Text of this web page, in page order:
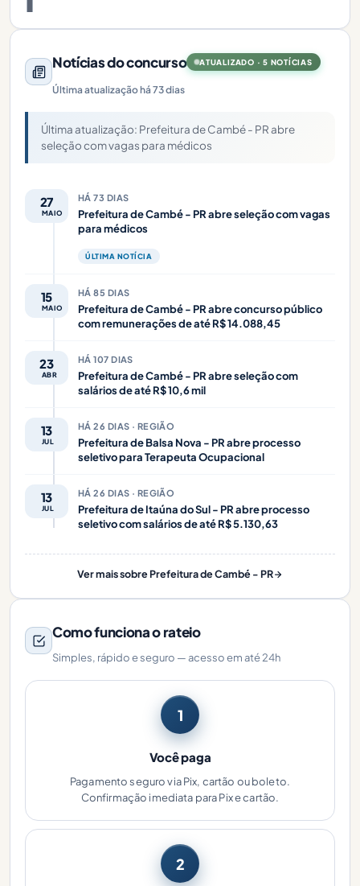
Notícias do concurso ATUALIZADO · 5 NOTÍCIAS
Última atualização há 73 dias
Última atualização: Prefeitura de Cambé - PR abre
seleção com vagas para médicos
27
MAIO
HÁ 73 DIAS
Prefeitura de Cambé - PR abre seleção com vagas
para médicos
ÚLTIMA NOTÍCIA
15
MAIO
HÁ 85 DIAS
Prefeitura de Cambé - PR abre concurso público
com remunerações de até R$ 14.088,45
23
ABR
HÁ 107 DIAS
Prefeitura de Cambé - PR abre seleção com
salários de até R$ 10,6 mil
13
JUL
HÁ 26 DIAS · REGIÃO
Prefeitura de Balsa Nova - PR abre processo
seletivo para Terapeuta Ocupacional
13
JUL
HÁ 26 DIAS · REGIÃO
Prefeitura de Itaúna do Sul - PR abre processo
seletivo com salários de até R$ 5.130,63
Ver mais sobre Prefeitura de Cambé - PR
Como funciona o rateio
Simples, rápido e seguro — acesso em até 24h
1
Você paga
Pagamento seguro via Pix, cartão ou boleto.
Confirmação imediata para Pix e cartão.
2